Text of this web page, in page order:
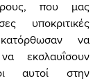
που μας
υποκριτικές
να
εκσλαυΐσουν
αυτοί στην